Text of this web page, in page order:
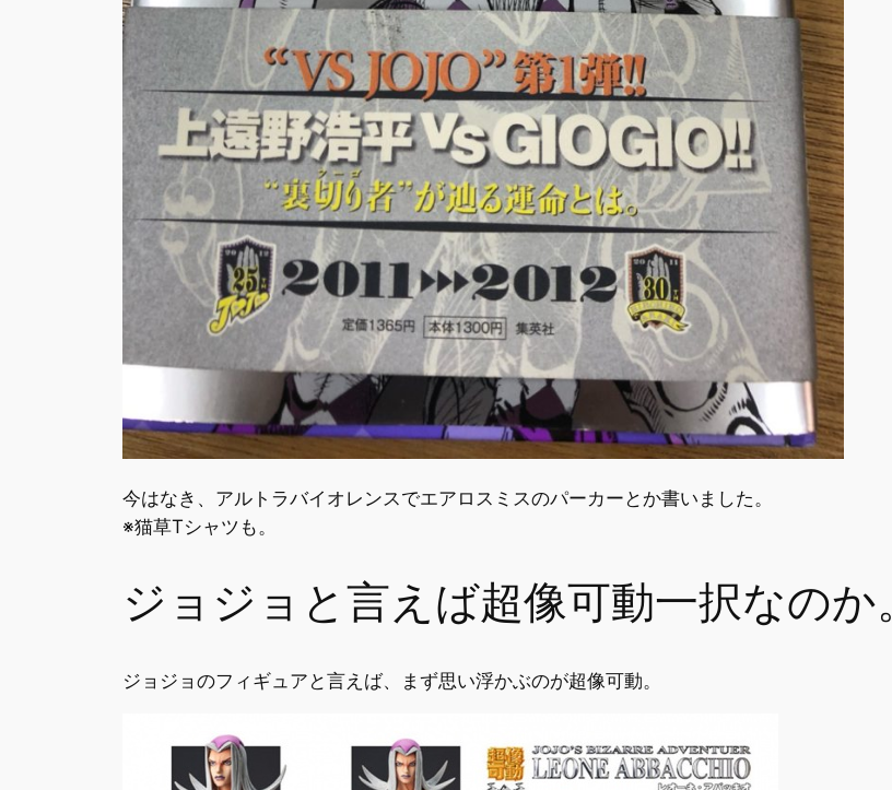
今はなき、アルトラバイオレンスでエアロスミスのパーカーとか書いました。
※猫草Tシャツも。
ジョジョと言えば超像可動一択なのか。
ジョジョのフィギュアと言えば、まず思い浮かぶのが超像可動。